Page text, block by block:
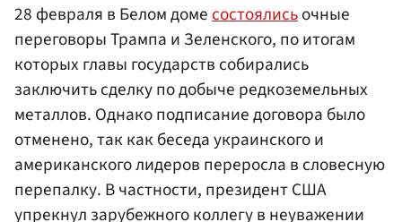
28 февраля в Белом домесостоялисьочные
переговоры Трампа и Зеленского, по итогам
которых главы государств собирались
заключить сделку по добыче редкоземельных
металлов. Однако подписание договора было
отменено, так как беседа украинского и
американского лидеров переросла в словесную
перепалку. В частности, президент США
упрекнул зарубежного коллегу в неуважении